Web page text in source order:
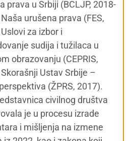
prava u Srbiji (BCLJP, 2018-
urušena prava (FES,
za izbor i
sudija i tužilaca u
obrazovanju (CEPRIS,
Ustav Srbije –
(ŽPRS, 2017).
civilnog društva
je u procesu izrade
i mišljenja na izmene